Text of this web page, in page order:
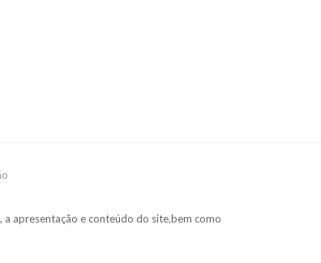
apresentação e conteúdo do site,bem como